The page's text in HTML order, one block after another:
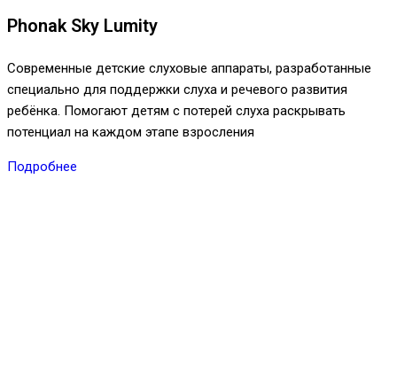
Phonak Sky Lumity
Современные детские слуховые аппараты, разработанные
специально для поддержки слуха и речевого развития
ребёнка. Помогают детям с потерей слуха раскрывать
потенциал на каждом этапе взросления
Подробнее